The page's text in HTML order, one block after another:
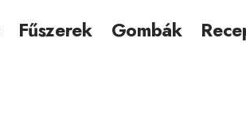
Fűszerek Gombák